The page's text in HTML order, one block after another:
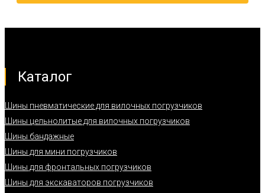
Каталог
Шины пневматические для вилочных погрузчиков
Шины цельнолитые для вилочных погрузчиков
Шины бандажные
Шины для мини погрузчиков
Шины для фронтальных погрузчиков
Шины для экскаваторов погрузчиков